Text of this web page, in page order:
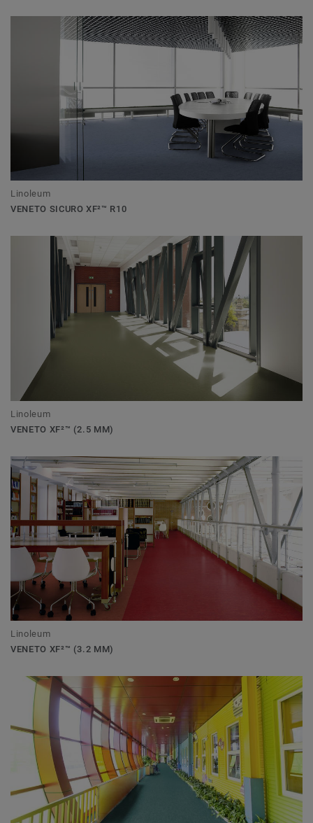
Linoleum
VENETO SICURO XF²™ R10
Linoleum
VENETO XF²™ (2.5 MM)
Linoleum
VENETO XF²™ (3.2 MM)